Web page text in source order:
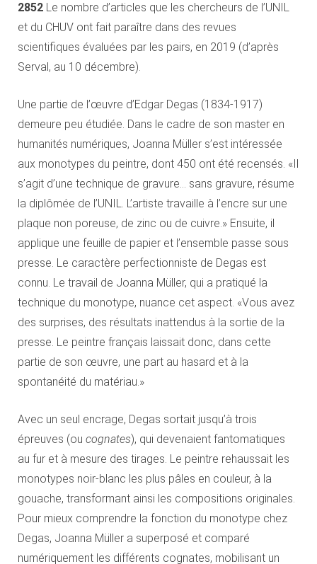
2852 Le nombre d’articles que les chercheurs de l’UNIL
et du CHUV ont fait paraître dans des revues
scientifiques évaluées par les pairs, en 2019 (d’après
Serval, au 10 décembre).
Une partie de l’œuvre d’Edgar Degas (1834-1917)
demeure peu étudiée. Dans le cadre de son master en
humanités numériques, Joanna Müller s’est intéressée
aux monotypes du peintre, dont 450 ont été recensés. «Il
s’agit d’une technique de gravure… sans gravure, résume
la diplômée de l’UNIL. L’artiste travaille à l’encre sur une
plaque non poreuse, de zinc ou de cuivre.» Ensuite, il
applique une feuille de papier et l’ensemble passe sous
presse. Le caractère perfectionniste de Degas est
connu. Le travail de Joanna Müller, qui a pratiqué la
technique du monotype, nuance cet aspect. «Vous avez
des surprises, des résultats inattendus à la sortie de la
presse. Le peintre français laissait donc, dans cette
partie de son œuvre, une part au hasard et à la
spontanéité du matériau.»
Avec un seul encrage, Degas sortait jusqu’à trois
épreuves (ou cognates), qui devenaient fantomatiques
au fur et à mesure des tirages. Le peintre rehaussait les
monotypes noir-blanc les plus pâles en couleur, à la
gouache, transformant ainsi les compositions originales.
Pour mieux comprendre la fonction du monotype chez
Degas, Joanna Müller a superposé et comparé
numériquement les différents cognates, mobilisant un